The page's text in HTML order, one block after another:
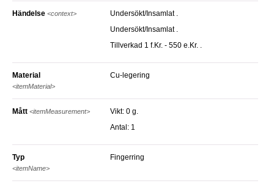
Händelse <context>
Undersökt/Insamlat .
Undersökt/Insamlat .
Tillverkad 1 f.Kr. - 550 e.Kr. .
Material
<itemMaterial>
Cu-legering
Mått <itemMeasurement>
Vikt: 0 g.
antal: 1
Typ
<itemName>
Fingerring